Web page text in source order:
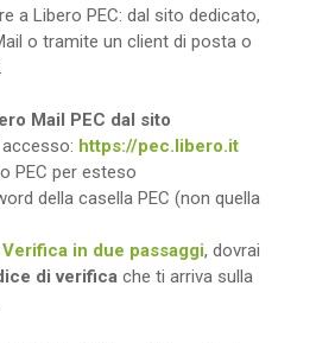
a Libero PEC: dal sito dedicato,
o tramite un client di posta o
Mail PEC dal sito
https://pec.libero.it
PEC per esteso
della casella PEC (non quella
Verifica in due passaggi, dovrai
di verifica che ti arriva sulla